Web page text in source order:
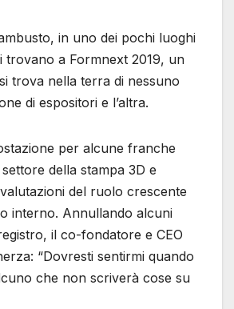
in uno dei pochi luoghi
trovano a Formnext 2019, un
trova nella terra di nessuno
di espositori e l’altra.
per alcune franche
della stampa 3D e
del ruolo crescente
interno. Annullando alcuni
il co-fondatore e CEO
“Dovresti sentirmi quando
che non scriverà cose su